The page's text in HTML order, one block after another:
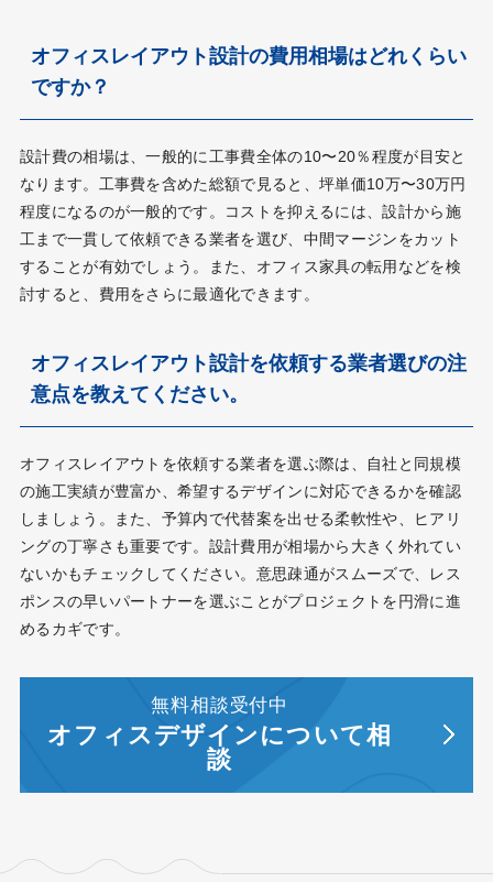
オフィスレイアウト設計の費用相場はどれくらい
ですか？
設計費の相場は、一般的に工事費全体の10〜20％程度が目安と
なります。工事費を含めた総額で見ると、坪単価10万〜30万円
程度になるのが一般的です。コストを抑えるには、設計から施
工まで一貫して依頼できる業者を選び、中間マージンをカット
することが有効でしょう。また、オフィス家具の転用などを検
討すると、費用をさらに最適化できます。
オフィスレイアウト設計を依頼する業者選びの注
意点を教えてください。
オフィスレイアウトを依頼する業者を選ぶ際は、自社と同規模
の施工実績が豊富か、希望するデザインに対応できるかを確認
しましょう。また、予算内で代替案を出せる柔軟性や、ヒアリ
ングの丁寧さも重要です。設計費用が相場から大きく外れてい
ないかもチェックしてください。意思疎通がスムーズで、レス
ポンスの早いパートナーを選ぶことがプロジェクトを円滑に進
めるカギです。
無料相談受付中
オフィスデザインについて相
談